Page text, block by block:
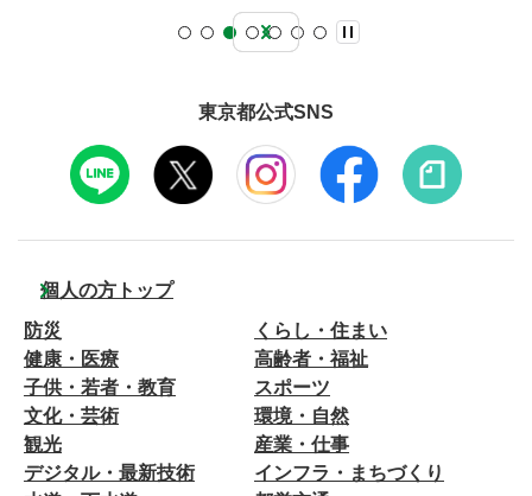
東京都公式SNS
個人の方トップ
防災
くらし・住まい
健康・医療
高齢者・福祉
子供・若者・教育
スポーツ
文化・芸術
環境・自然
観光
産業・仕事
デジタル・最新技術
インフラ・まちづくり